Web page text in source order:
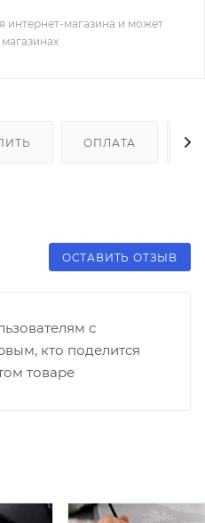
интернет-магазина и может
ОПЛАТА
ОСТАВИТЬ ОТЗЫВ
с
кто поделится
товаре